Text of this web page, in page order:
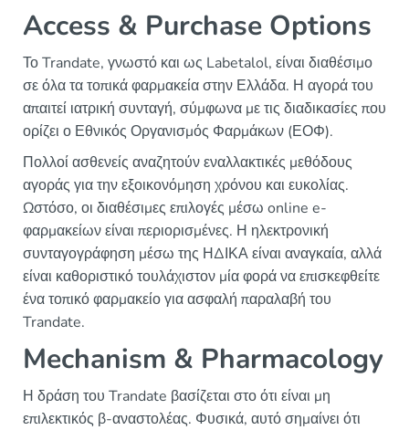
Access & Purchase Options
Το Trandate, γνωστό και ως Labetalol, είναι διαθέσιμο
σε όλα τα τοπικά φαρμακεία στην Ελλάδα. Η αγορά του
απαιτεί ιατρική συνταγή, σύμφωνα με τις διαδικασίες που
ορίζει ο Εθνικός Οργανισμός Φαρμάκων (ΕΟΦ).
Πολλοί ασθενείς αναζητούν εναλλακτικές μεθόδους
αγοράς για την εξοικονόμηση χρόνου και ευκολίας.
Ωστόσο, οι διαθέσιμες επιλογές μέσω online e-
φαρμακείων είναι περιορισμένες. Η ηλεκτρονική
συνταγογράφηση μέσω της ΗΔΙΚΑ είναι αναγκαία, αλλά
είναι καθοριστικό τουλάχιστον μία φορά να επισκεφθείτε
ένα τοπικό φαρμακείο για ασφαλή παραλαβή του
Trandate.
Mechanism & Pharmacology
Η δράση του Trandate βασίζεται στο ότι είναι μη
επιλεκτικός β-αναστολέας. Φυσικά, αυτό σημαίνει ότι